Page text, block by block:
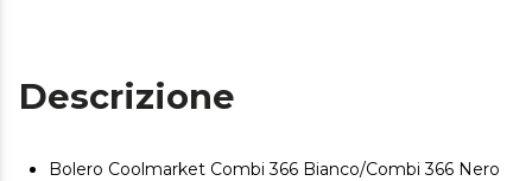
Descrizione
Bolero Coolmarket Combi 366 Bianco/Combi 366 Nero